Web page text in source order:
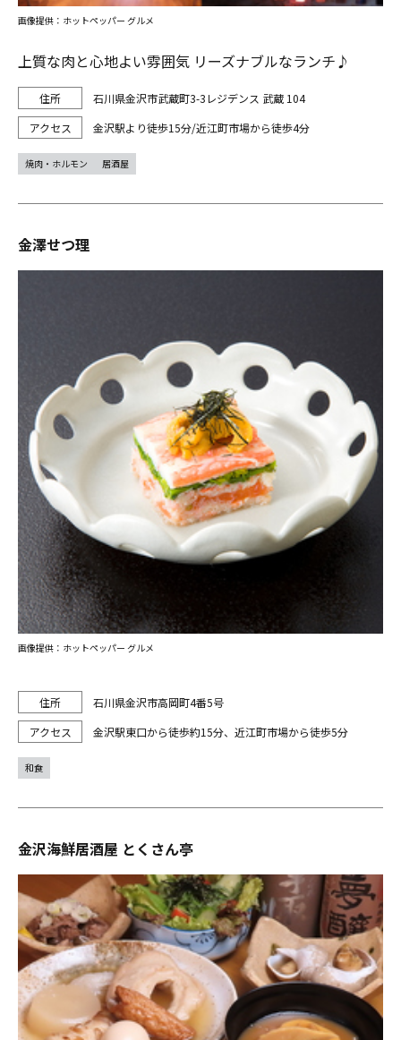
上質な肉と心地よい雰囲気 リーズナブルなランチ♪
石川県金沢市武蔵町3-3レジデンス 武蔵 104
金沢駅より徒歩15分/近江町市場から徒歩4分
画像提供：ホットペッパー グルメ
焼肉・ホルモン 居酒屋
金澤せつ理
石川県金沢市高岡町4番5号
金沢駅東口から徒歩約15分、近江町市場から徒歩5分
画像提供：ホットペッパー グルメ
和食
金沢海鮮居酒屋 とくさん亭